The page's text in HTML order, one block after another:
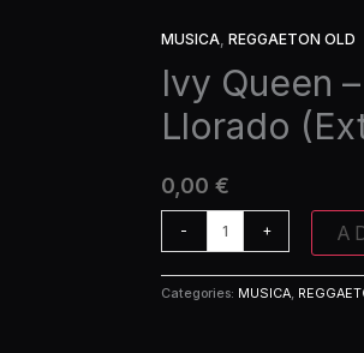
MUSICA, REGGAETON OLD
Ivy Queen
Llorado
0,00 €
-
Ivy
Queen
-
Querido
Te
Llorado
(Extended)
+
Categories: MUSICA,